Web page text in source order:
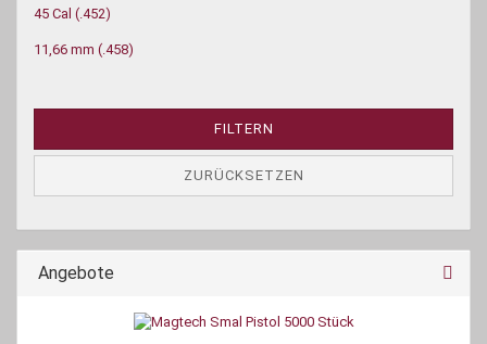
45 Cal (.452)
11,66 mm (.458)
FILTERN
ZURÜCKSETZEN
Angebote